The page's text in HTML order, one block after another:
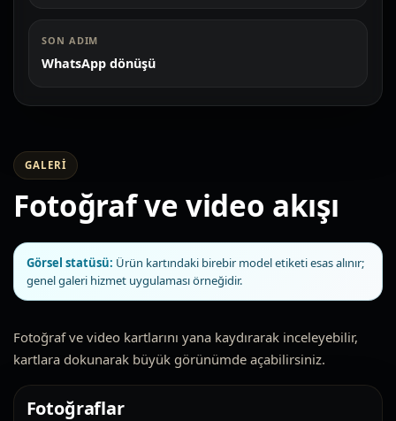
SON ADIM
WhatsApp dönüşü
GALERI
Fotoğraf ve video akışı
Görsel statüsü: Ürün kartındaki birebir model etiketi esas alınır;
genel galeri hizmet uygulaması örneğidir.
Fotoğraf ve video kartlarını yana kaydırarak inceleyebilir,
kartlara dokunarak büyük görünümde açabilirsiniz.
Fotoğraflar